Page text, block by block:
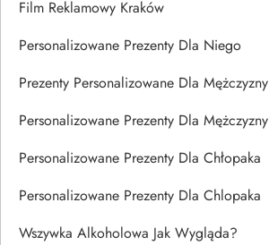
Film Reklamowy Kraków
Personalizowane Prezenty Dla Niego
Prezenty Personalizowane Dla Mężczyzny
Personalizowane Prezenty Dla Mężczyzny
Personalizowane Prezenty Dla Chłopaka
Personalizowane Prezenty Dla Chlopaka
Wszywka Alkoholowa Jak Wygląda?